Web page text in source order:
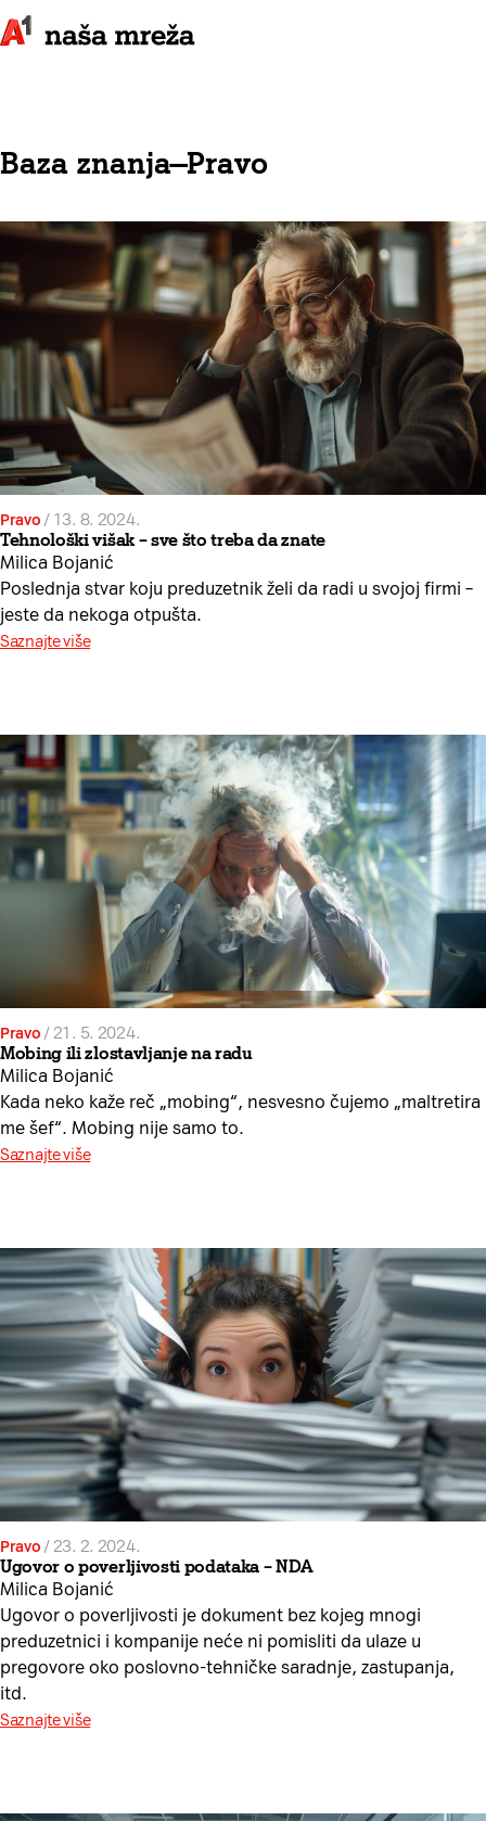
Baza znanja—Pravo
Pravo / 13. 8. 2024.
Tehnološki višak – sve što treba da znate
Milica Bojanić
Poslednja stvar koju preduzetnik želi da radi u svojoj firmi –
jeste da nekoga otpušta.
Saznajte više
Pravo /21. 5. 2024.
Mobing ili zlostavljanje na radu
Milica Bojanić
Kada neko kaže reč „mobing“, nesvesno čujemo „maltretira
me šef“. Mobing nije samo to.
Saznajte više
Pravo /23. 2. 2024.
Ugovor o poverljivosti podataka – NDA
Milica Bojanić
Ugovor o poverljivosti je dokument bez kojeg mnogi
preduzetnici i kompanije neće ni pomisliti da ulaze u
pregovore oko poslovno-tehničke saradnje, zastupanja,
itd.
Saznajte više